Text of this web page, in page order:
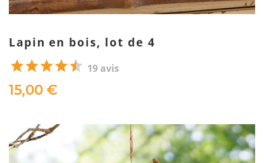
Lapin en bois, lot de 4
19 avis
15,00 €